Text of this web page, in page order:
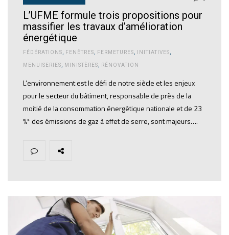
L’UFME formule trois propositions pour
massifier les travaux d’amélioration
énergétique
FÉDÉRATIONS FENÊTRES FERMETURES INITIATIVES
MENUISERIES MINISTÈRES RÉNOVATION
L’environnement est le défi de notre siècle et les enjeux
pour le secteur du bâtiment, responsable de près de la
moitié de la consommation énergétique nationale et de 23
%* des émissions de gaz à effet de serre, sont majeurs….